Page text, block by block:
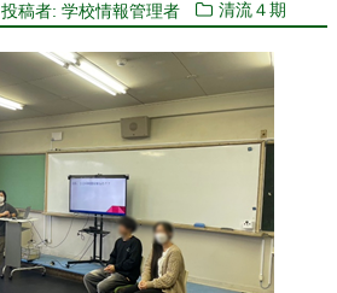
投稿者: 学校情報管理者 清流４期